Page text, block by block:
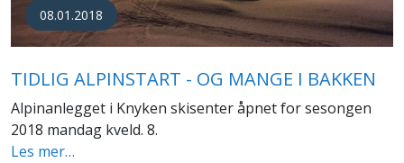
08.01.2018
TIDLIG ALPINSTART - OG MANGE I BAKKEN
Alpinanlegget i Knyken skisenter åpnet for sesongen
2018 mandag kveld. 8.
Les mer…